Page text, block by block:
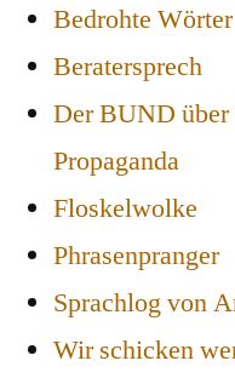
Bedrohte Wörter
Beratersprech
Der BUND
Propaganda
Floskelwolke
Phrasenpranger
Sprachlog von
Wir schicken